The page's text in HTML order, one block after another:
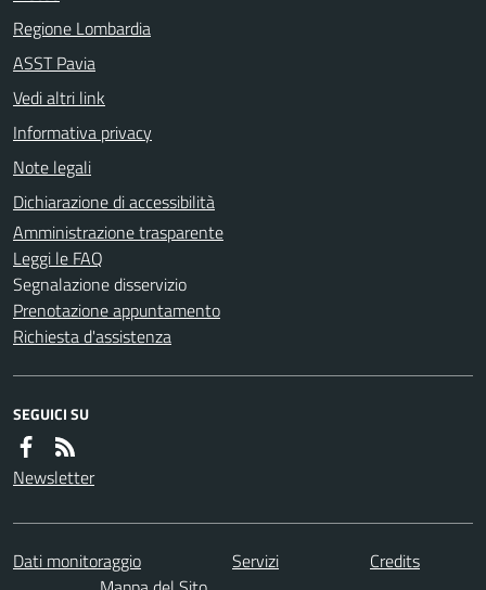
Regione Lombardia
ASST Pavia
Vedi altri link
Informativa privacy
Note legali
Dichiarazione di accessibilità
Amministrazione trasparente
Leggi le FAQ
Segnalazione disservizio
Prenotazione appuntamento
Richiesta d'assistenza
SEGUICI SU
Newsletter
Dati monitoraggio Servizi
Credits